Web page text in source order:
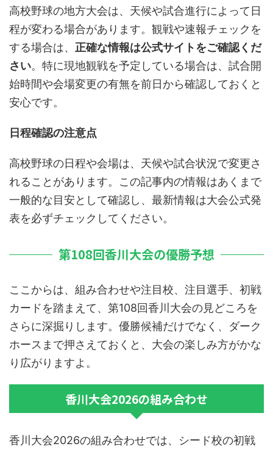
高校野球の地方大会は、天候や試合進行によって日
程が変わる場合があります。観戦や速報チェックを
する場合は、 正確な情報は公式サイトをご確認くだ
さい。特に現地観戦を予定している場合は、試合開
始時間や会場変更の有無を前日から確認しておくと
安心です。
日程確認の注意点
高校野球の日程や会場は、天候や試合状況で変更さ
れることがあります。この記事内の情報はあくまで
一般的な目安として確認し、最新情報は大会公式発
表を必ずチェックしてください。
第108回香川大会の優勝予想
ここからは、組み合わせや注目校、注目選手、初戦
カードを踏まえて、第108回香川大会の見どころを
さらに深掘りします。優勝候補だけでなく、ダーク
ホースまで押さえておくと、大会の楽しみ方がかな
り広がりますよ。
香川大会2026の組み合わせ
香川大会2026の組み合わせでは、シード校の初戦